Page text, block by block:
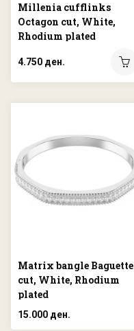
Millenia cufflinks
Octagon cut, White,
Rhodium plated
4.750 ден.
Matrix bangle Baguette
cut, White, Rhodium
plated
15.000 ден.